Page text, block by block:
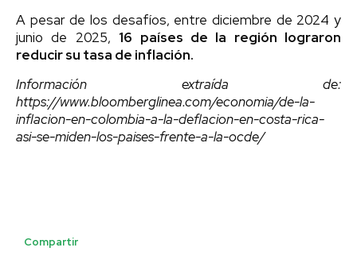
A pesar de los desafíos, entre diciembre de 2024 y
junio de 2025, 16 países de la región lograron
reducir su tasa de inflación.
Información extraída de:
https://www.bloomberglinea.com/economia/de-la-
inflacion-en-colombia-a-la-deflacion-en-costa-rica-
asi-se-miden-los-paises-frente-a-la-ocde/
Compartir